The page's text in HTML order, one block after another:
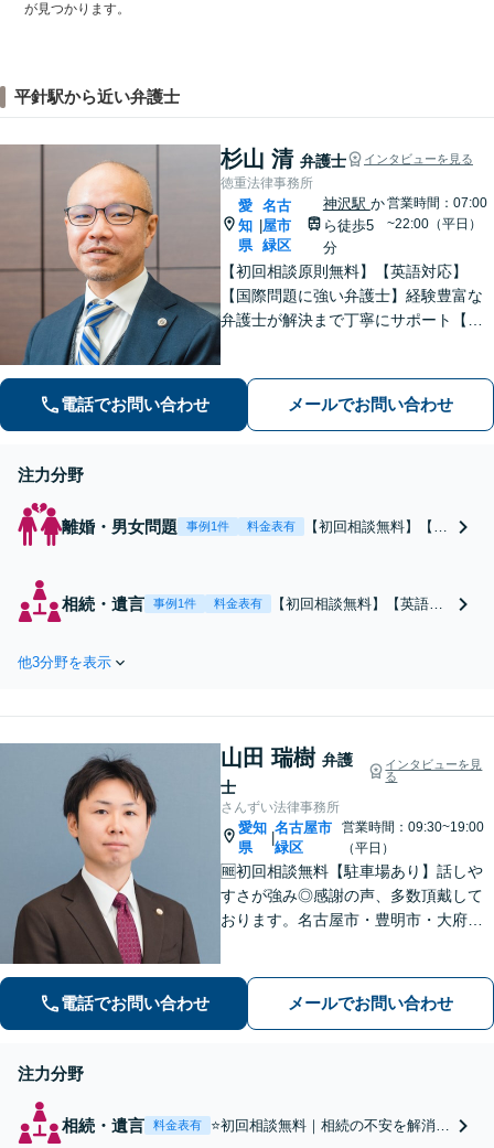
が見つかります。
平針駅から近い弁護士
杉山 清 弁護士 インタビューを見る
徳重法律事務所
愛
知
県
名古
屋市
緑区
神沢駅 か
ら徒歩5
分
営業時間：07:00
~22:00（平日）
【初回相談原則無料】【英語対応】
【国際問題に強い弁護士】経験豊富な
弁護士が解決まで丁寧にサポート【離
事件】早期釈放に向けて迅速に対処
【夜間・休日面談】【徳重駅／神沢駅5
電話でお問い合わせ メールでお問い合わせ
注力分野
離婚・男女問題 事例1件 料金表有
【初回相談無料】【英
お子さまの問題に丁寧
【お子さま同席OK】
【徳重駅／神沢駅5
相続・遺言 事例1件 料金表有
【初回相談無料】【英語対
財産の使い込み・寄与分を
連携も可能【夜間・休日面
談】【出張サービスあり】
【徳重駅／神沢駅5分】
他3分野を表示
山田 瑞樹 弁護
士
インタビューを見
る
さんずい法律事務所
愛知
県
名古屋市
緑区
営業時間：09:30~19:00
（平日）
🆓初回相談無料【駐車場あり】話しや
すさが強み◎感謝の声、多数頂戴して
おります。名古屋市・豊明市・大府
不安を軽減。理想とする解決を目指し
ます【土曜・夜間面談OK】
電話でお問い合わせ メールでお問い合わせ
注力分野
相続・遺言 料金表有
⭐️初回相談無料｜相続の不安を解消◎